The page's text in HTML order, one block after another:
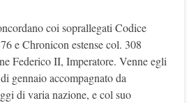
coi soprallegati Codice
e Chronicon estense col. 308
Federico II, Imperatore. Venne egli
gennaio accompagnato da
di varia nazione, e col suo